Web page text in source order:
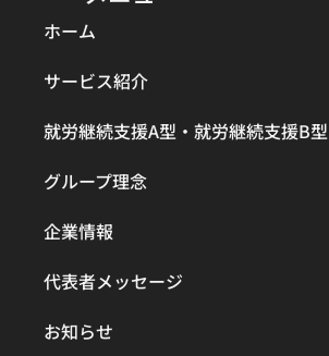
ホーム
サービス紹介
就労継続支援A型・就労継続支援B型
グループ理念
企業情報
代表者メッセージ
お知らせ